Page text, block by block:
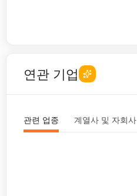
연관 기업
관련 업종 계열사 및 자회사